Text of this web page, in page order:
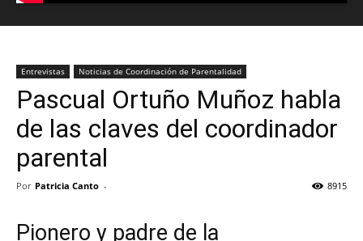
Entrevistas Noticias de Coordinación de Parentalidad
Pascual Ortuño Muñoz habla
de las claves del coordinador
parental
Por Patricia Canto - 8915
Pionero y padre de la